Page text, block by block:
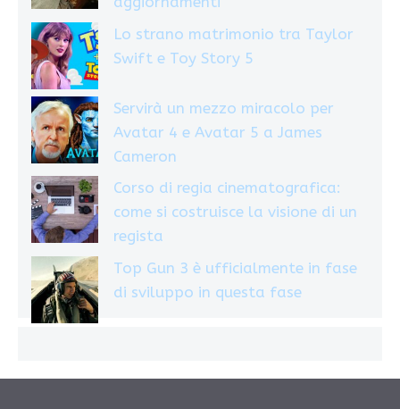
Lo strano matrimonio tra Taylor
Swift e Toy Story 5
Servirà un mezzo miracolo per
Avatar 4 e Avatar 5 a James
Cameron
Corso di regia cinematografica:
come si costruisce la visione di un
regista
Top Gun 3 è ufficialmente in fase
di sviluppo in questa fase